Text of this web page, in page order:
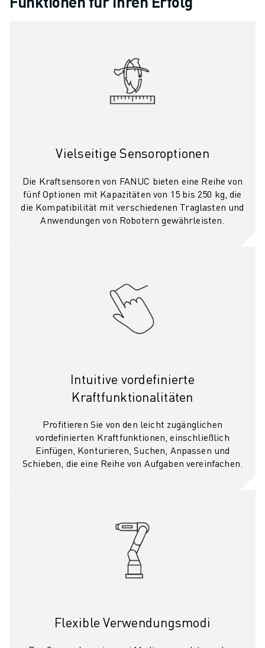
ÜBER FANUC
GESTALTEN SIE IHRE ZUKUNFT MIT FANUC
JETZT BEWERBEN » KARRIEREPORTAL
Vielseitige Sensoroptionen
Die Kraftsensoren von FANUC bieten eine Reihe von
fünf Optionen mit Kapazitäten von 15 bis 250 kg, die
die Kompatibilität mit verschiedenen Traglasten und
Anwendungen von Robotern gewährleisten.
Intuitive vordefinierte
Kraftfunktionalitäten
Profitieren Sie von den leicht zugänglichen
vordefinierten Kraftfunktionen, einschließlich
Einfügen, Konturieren, Suchen, Anpassen und
Schieben, die eine Reihe von Aufgaben vereinfachen.
Flexible Verwendungsmodi